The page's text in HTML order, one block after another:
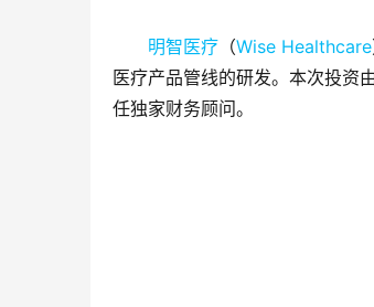
明智医疗 （Wise Healthcare
医疗产品管线的研发。本次投资
任独家财务顾问。